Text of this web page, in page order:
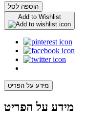
הוספה לסל
Add to Wishlist
מידע על הפריט
מידע על הפריט